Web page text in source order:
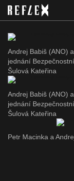
Andrej Babiš (ANO)
jednání
Šulová Kateřina
Andrej Babiš (ANO)
jednání
Šulová Kateřina
Petr Macinka a